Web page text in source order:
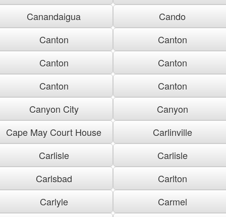
Canandaigua
Cando
Canton
Canton
Canton
Canton
Canton
Canton
Canyon City
Canyon
Cape May Court House
Carlinville
Carlisle
Carlisle
Carlsbad
Carlton
Carlyle
Carmel